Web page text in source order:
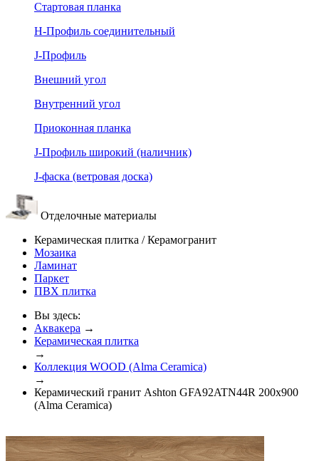
Стартовая планка
Н-Профиль соединительный
J-Профиль
Внешний угол
Внутренний угол
Приоконная планка
J-Профиль широкий (наличник)
J-фаска (ветровая доска)
Отделочные материалы
Керамическая плитка / Керамогранит
Мозаика
Ламинат
Паркет
ПВХ плитка
Вы здесь:
Аквакера →
Керамическая плитка
→
Коллекция WOOD (Alma Ceramica)
→
Керамический гранит Ashton GFA92ATN44R 200x900
(Alma Ceramica)